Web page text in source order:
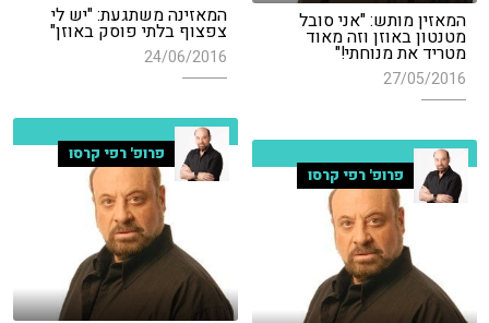
המאזינה משתגעת: "יש לי
צפצוף בלתי פוסק באוזן"
24/06/2016
המאזין מותש: "אני סובל
מטנטון באוזן וזה מאוד
מטריד את מנוחתי!"
27/05/2016
פרופ' רפי קרסו
פרופ' רפי קרסו